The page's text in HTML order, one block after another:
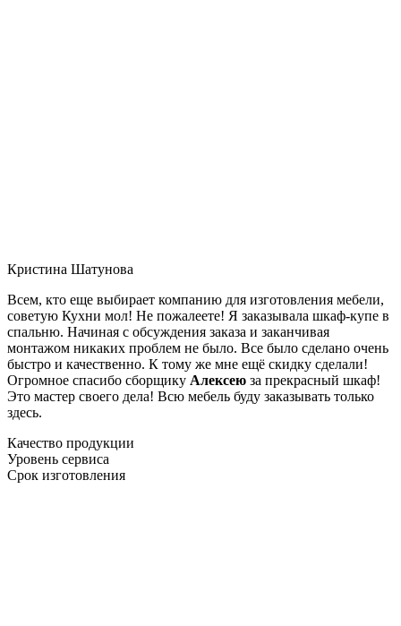
Кристина Шатунова
Всем, кто еще выбирает компанию для изготовления мебели,
советую Кухни мол! Не пожалеете! Я заказывала шкаф-купе в
спальню. Начиная с обсуждения заказа и заканчивая
монтажом никаких проблем не было. Все было сделано очень
быстро и качественно. К тому же мне ещё скидку сделали!
Огромное спасибо сборщику Алексею за прекрасный шкаф!
Это мастер своего дела! Всю мебель буду заказывать только
здесь.
Качество продукции
Уровень сервиса
Срок изготовления